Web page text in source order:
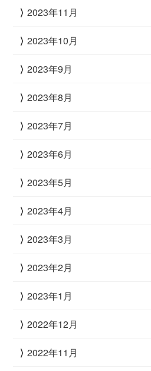
2023年11月
2023年10月
2023年9月
2023年8月
2023年7月
2023年6月
2023年5月
2023年4月
2023年3月
2023年2月
2023年1月
2022年12月
2022年11月